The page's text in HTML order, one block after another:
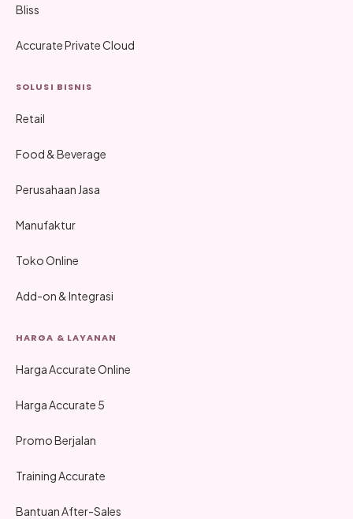
Bliss
Accurate Private Cloud
SOLUSI BISNIS
Retail
Food & Beverage
Perusahaan Jasa
Manufaktur
Toko Online
Add-on & Integrasi
HARGA & LAYANAN
Harga Accurate Online
Harga Accurate 5
Promo Berjalan
Training Accurate
Bantuan After-Sales